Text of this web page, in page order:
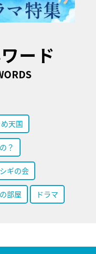
ード
天国
？
ギの会
部屋 ドラマ